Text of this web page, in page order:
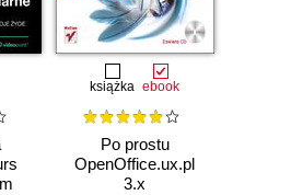
książka ebook
Po prostu
OpenOffice.ux.pl
3.x